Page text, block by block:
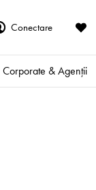
Conectare
Corporate & Agenții